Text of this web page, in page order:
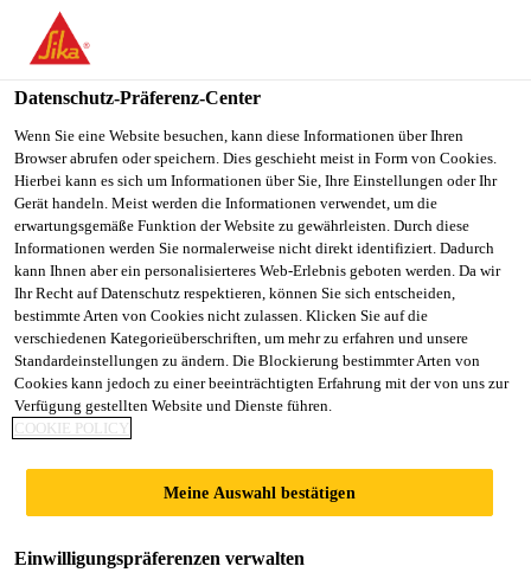
You are accessing "Sika Schweiz AG", it seems you are
accessing it from "Vereinigte Staaten". We have a dedicated
website for your country.
TO
SIKA
USA
STAY ON THE SIKA
SCHWEIZ AG WEBSITE
SELECT A
COUNTRY
Sika Schweiz AG
TRINITY
Datenschutz-Präferenz-Center
Wenn Sie eine Website besuchen, kann diese Informationen über Ihren
Browser abrufen oder speichern. Dies geschieht meist in Form von Cookies.
Hierbei kann es sich um Informationen über Sie, Ihre Einstellungen oder Ihr
Gerät handeln. Meist werden die Informationen verwendet, um die
erwartungsgemäße Funktion der Website zu gewährleisten. Durch diese
Informationen werden Sie normalerweise nicht direkt identifiziert. Dadurch
kann Ihnen aber ein personalisierteres Web-Erlebnis geboten werden. Da wir
Ihr Recht auf Datenschutz respektieren, können Sie sich entscheiden,
bestimmte Arten von Cookies nicht zulassen. Klicken Sie auf die
verschiedenen Kategorieüberschriften, um mehr zu erfahren und unsere
Standardeinstellungen zu ändern. Die Blockierung bestimmter Arten von
Cookies kann jedoch zu einer beeinträchtigten Erfahrung mit der von uns zur
Verfügung gestellten Website und Dienste führen.
COOKIE POLICY
Meine Auswahl bestätigen
Einwilligungspräferenzen verwalten